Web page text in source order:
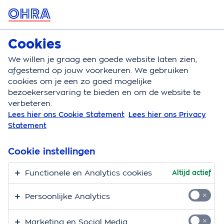
MENU
Zorgverzekering
Zorgverzekering Vergoeding Mechanische
Vergoeding
mechanische
beademing
Hier vind je alle informatie over de vergoeding voor
mechanische beademing. Mechanische beademing
kan plaatsvinden in een beademingscentrum of thuis.
Cookies
We willen je graag een goede website laten zien,
afgestemd op jouw voorkeuren. We gebruiken
cookies om je een zo goed mogelijke
bezoekerservaring te bieden en om de website te
verbeteren.
Lees hier ons Cookie Statement Lees hier ons Privacy
Statement
Cookie instellingen
Functionele en Analytics cookies Altijd actief
Persoonlijke Analytics
Marketing en Social Media